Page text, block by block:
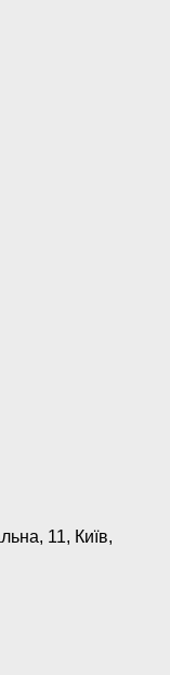
11, Київ,